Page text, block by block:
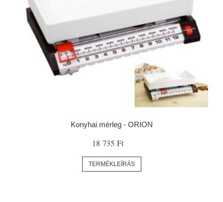
Konyhai mérleg - ORION
18 735 Ft
TERMÉKLEÍRÁS